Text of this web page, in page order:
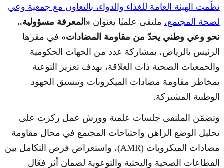
نظّمت الهيئة العامة للغذاء والدواء، بالتعاون مع جمعية وعي
لصحة المجتمع، ملتقى علميًا بعنوان «المعرفة مسؤولية..
نحو وعي وطني يحدّ من مقاومة المضادات» في مقرها
الرئيس بالرياض، بمشاركة عدد من الجهات الحكومية
والجمعيات الصحية ذات العلاقة، بهدف تعزيز التوعية
بمخاطر مقاومة مضادات الميكروبات وتنسيق الجهود
الوطنية المشتركة.
وتضمّن الملتقى جلسات علمية وورش عمل ركزت على
تحليل الوضع الراهن واحتياجات المجتمع في مجال مقاومة
مضادات الميكروبات (AMR)، واستعراض فرص التكامل بين
القطاعات الصحية والبحثية والتوعوية لضمان أثر فعّال